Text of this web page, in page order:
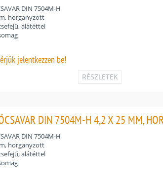
DIN 7504M-H
horganyzott
alátéttel
jelentkezzen be!
RÉSZLETEK
DIN 7504M-H 4,2 X 25 MM,
DIN 7504M-H
horganyzott
alátéttel